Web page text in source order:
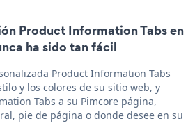
Product Information Tabs en
ha sido tan fácil
Product Information Tabs
y los colores de su sitio web, y
Tabs a su Pimcore página,
pie de página o donde desee en su